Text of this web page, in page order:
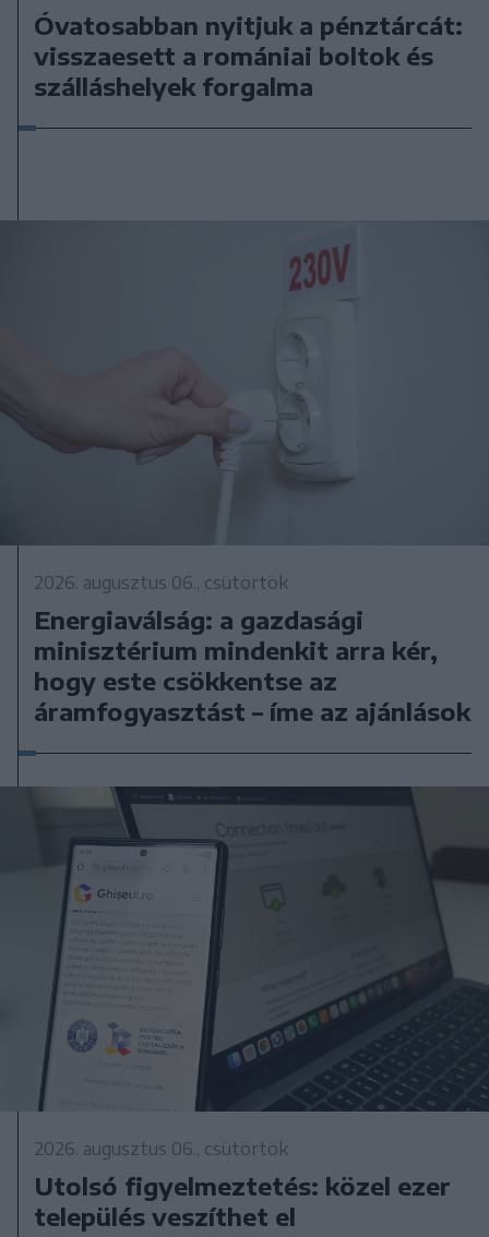
Óvatosabban nyitjuk a pénztárcát:
visszaesett a romániai boltok és
szálláshelyek forgalma
2026. augusztus 06., csütörtök
Energiaválság: a gazdasági
minisztérium mindenkit arra kér,
hogy este csökkentse az
áramfogyasztást – íme az ajánlások
2026. augusztus 06., csütörtök
Utolsó figyelmeztetés: közel ezer
település veszíthet el